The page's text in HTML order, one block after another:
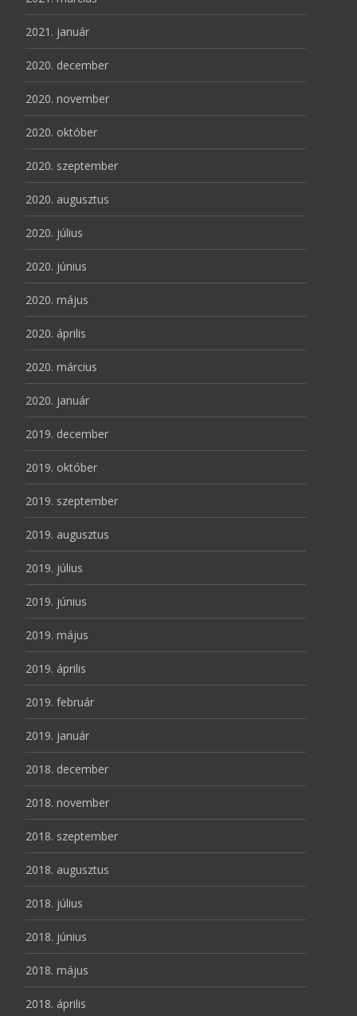
2021. január
2020. december
2020. november
2020. október
2020. szeptember
2020. augusztus
2020. július
2020. június
2020. május
2020. április
2020. március
2020. január
2019. december
2019. október
2019. szeptember
2019. augusztus
2019. július
2019. június
2019. május
2019. április
2019. február
2019. január
2018. december
2018. november
2018. szeptember
2018. augusztus
2018. július
2018. június
2018. május
2018. április